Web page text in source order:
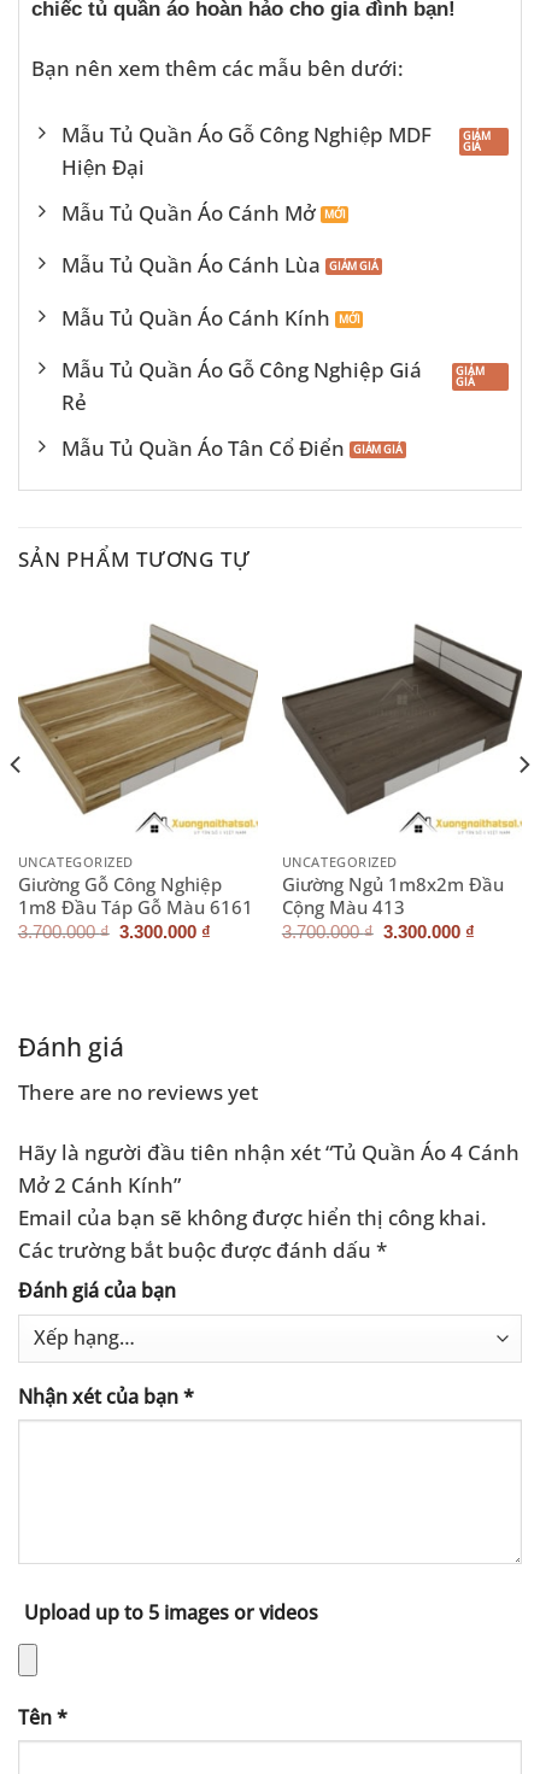
chiếc tủ quần áo hoàn hảo cho gia đình bạn!
Bạn nên xem thêm các mẫu bên dưới:
Mẫu Tủ Quần Áo Gỗ Công Nghiệp MDF
Hiện Đại
Mẫu Tủ Quần Áo Cánh Mở
Mẫu Tủ Quần Áo Cánh Lùa
Mẫu Tủ Quần Áo Cánh Kính
Mẫu Tủ Quần Áo Gỗ Công Nghiệp Giá
Rẻ
Mẫu Tủ Quần Áo Tân Cổ Điển
SẢN PHẨM TƯƠNG TỰ
UNCATEGORIZED
Giường Gỗ Công Nghiệp
1m8 Đầu Táp Gỗ Màu 6161
3.700.000₫ Giá
3.300.000 ₫
UNCATEGORIZED
Giường Ngủ 1m8x2m Đầu
Cộng Màu 413
3.700.000₫ Giá
3.300.000 ₫
Đánh giá
There are no reviews yet
Hãy là người đầu tiên nhận xét “Tủ Quần Áo 4 Cánh
Mở 2 Cánh Kính”
Email của bạn sẽ không được hiển thị công khai.
Các trường bắt buộc được đánh dấu *
Đánh giá của bạn
Nhận xét của bạn*
Upload up to 5 images or videos
Tên*